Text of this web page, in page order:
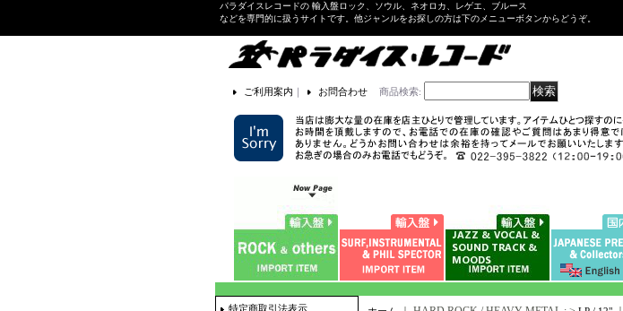
パラダイスレコードの 輸入盤ロック、ソウル、ネオロカ、レゲエ、ブルース
などを専門的に扱うサイトです。他ジャンルをお探しの方は下のメニューボタンからどうぞ。
ご利用案内 ｜ お問合わせ 商品検索:
特定商取引法表示